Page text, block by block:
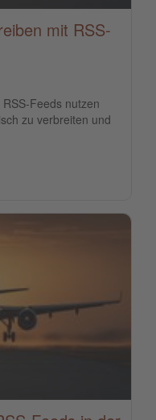
mit RSS-
Feeds nutzen
zu verbreiten und